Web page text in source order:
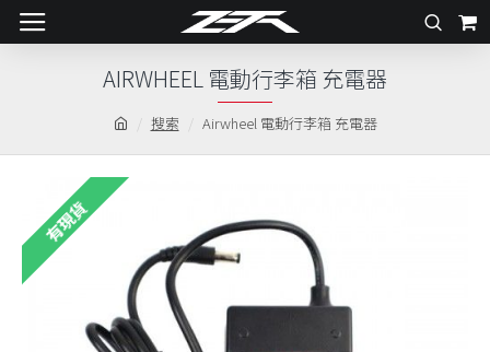
搜索 Airwheel 電動行李箱 充電器
AIRWHEEL 電動行李箱 充電器
有現貨